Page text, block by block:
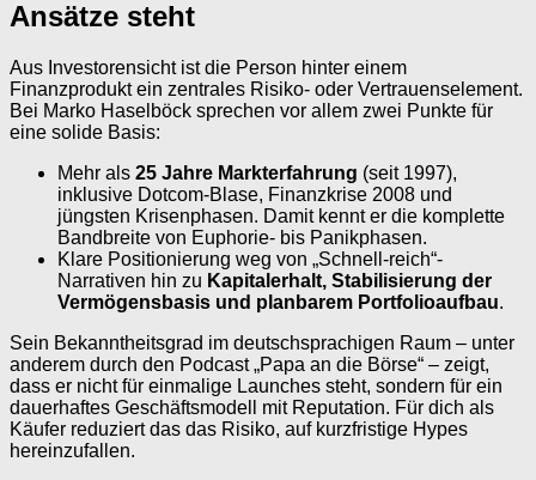
Ansätze steht
Aus Investorensicht ist die Person hinter einem
Finanzprodukt ein zentrales Risiko- oder Vertrauenselement.
Bei Marko Haselböck sprechen vor allem zwei Punkte für
eine solide Basis:
Mehr als 25 Jahre Markterfahrung (seit 1997),
inklusive Dotcom-Blase, Finanzkrise 2008 und
jüngsten Krisenphasen. Damit kennt er die komplette
Bandbreite von Euphorie- bis Panikphasen.
Klare Positionierung weg von „Schnell-reich“-
Narrativen hin zu Kapitalerhalt, Stabilisierung der
Vermögensbasis und planbarem Portfolioaufbau.
Sein Bekanntheitsgrad im deutschsprachigen Raum – unter
anderem durch den Podcast „Papa an die Börse“ – zeigt,
dass er nicht für einmalige Launches steht, sondern für ein
dauerhaftes Geschäftsmodell mit Reputation. Für dich als
Käufer reduziert das das Risiko, auf kurzfristige Hypes
hereinzufallen.